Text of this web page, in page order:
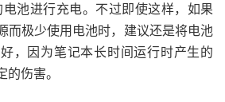
池进行充电。不过即使这样，如果
而极少使用电池时，建议还是将电池
，因为笔记本长时间运行时产生的
伤害。